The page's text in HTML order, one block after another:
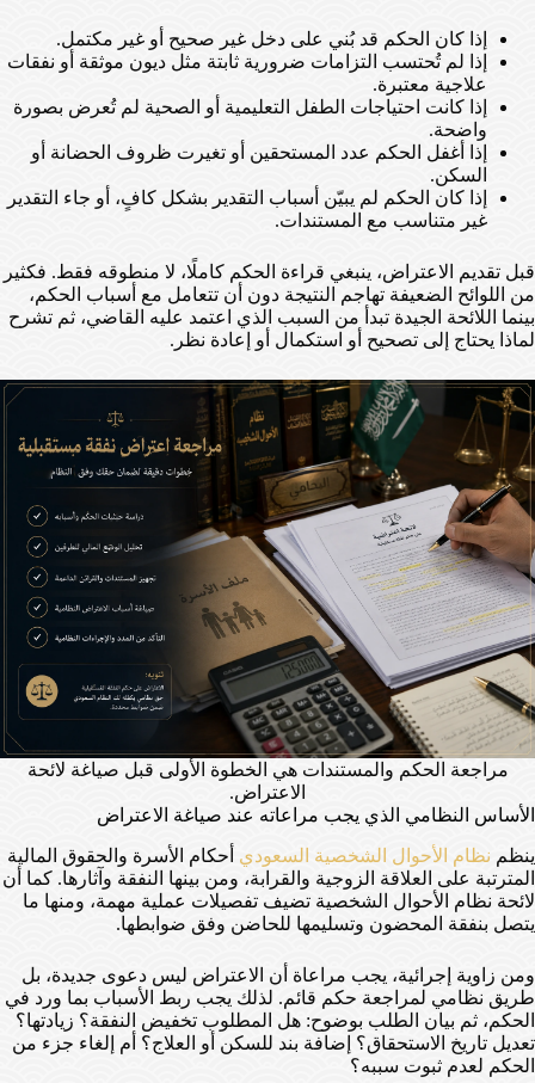
إذا كان الحكم قد بُني على دخل غير صحيح أو غير مكتمل.
إذا لم تُحتسب التزامات ضرورية ثابتة مثل ديون موثقة أو نفقات
علاجية معتبرة.
إذا كانت احتياجات الطفل التعليمية أو الصحية لم تُعرض بصورة
واضحة.
إذا أغفل الحكم عدد المستحقين أو تغيرت ظروف الحضانة أو
السكن.
إذا كان الحكم لم يبيّن أسباب التقدير بشكل كافٍ، أو جاء التقدير
غير متناسب مع المستندات.
قبل تقديم الاعتراض، ينبغي قراءة الحكم كاملًا، لا منطوقه فقط. فكثير
من اللوائح الضعيفة تهاجم النتيجة دون أن تتعامل مع أسباب الحكم،
بينما اللائحة الجيدة تبدأ من السبب الذي اعتمد عليه القاضي، ثم تشرح
لماذا يحتاج إلى تصحيح أو استكمال أو إعادة نظر.
مراجعة الحكم والمستندات هي الخطوة الأولى قبل صياغة لائحة
الاعتراض.
الأساس النظامي الذي يجب مراعاته عند صياغة الاعتراض
ينظم نظام الأحوال الشخصية السعودي أحكام الأسرة والحقوق المالية
المترتبة على العلاقة الزوجية والقرابة، ومن بينها النفقة وآثارها. كما أن
لائحة نظام الأحوال الشخصية تضيف تفصيلات عملية مهمة، ومنها ما
يتصل بنفقة المحضون وتسليمها للحاضن وفق ضوابطها.
ومن زاوية إجرائية، يجب مراعاة أن الاعتراض ليس دعوى جديدة، بل
طريق نظامي لمراجعة حكم قائم. لذلك يجب ربط الأسباب بما ورد في
الحكم، ثم بيان الطلب بوضوح: هل المطلوب تخفيض النفقة؟ زيادتها؟
تعديل تاريخ الاستحقاق؟ إضافة بند للسكن أو العلاج؟ أم إلغاء جزء من
الحكم لعدم ثبوت سببه؟